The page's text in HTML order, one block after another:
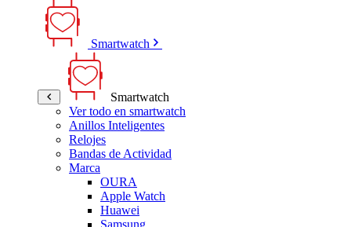
Smartwatch
Smartwatch
Ver todo en smartwatch
Anillos Inteligentes
Relojes
Bandas de Actividad
Marca
OURA
Apple Watch
Huawei
Samsung